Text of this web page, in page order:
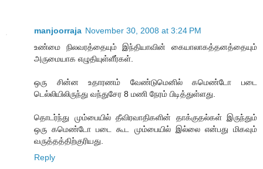
manjoorraja November 30, 2008 at 3:24 PM
உண்மை நிலவரத்தையும் இந்தியாவின் கையாலாகத்தனத்தையும்
அருமையாக எழுதியுள்ளீர்கள்.
ஒரு சின்ன உதாரணம் வேண்டுமெனில் கமெண்டோ படை
டெல்லியிலிருந்து வந்துசேர 8 மணி நேரம் பிடித்துள்ளது.
தொடர்ந்து மும்பையில் தீவிரவாதிகளின் தாக்குதல்கள் இருந்தும்
ஒரு கமெண்டோ படை கூட மும்பையில் இல்லை என்பது மிகவும்
வருத்தத்திற்குரியது.
Reply